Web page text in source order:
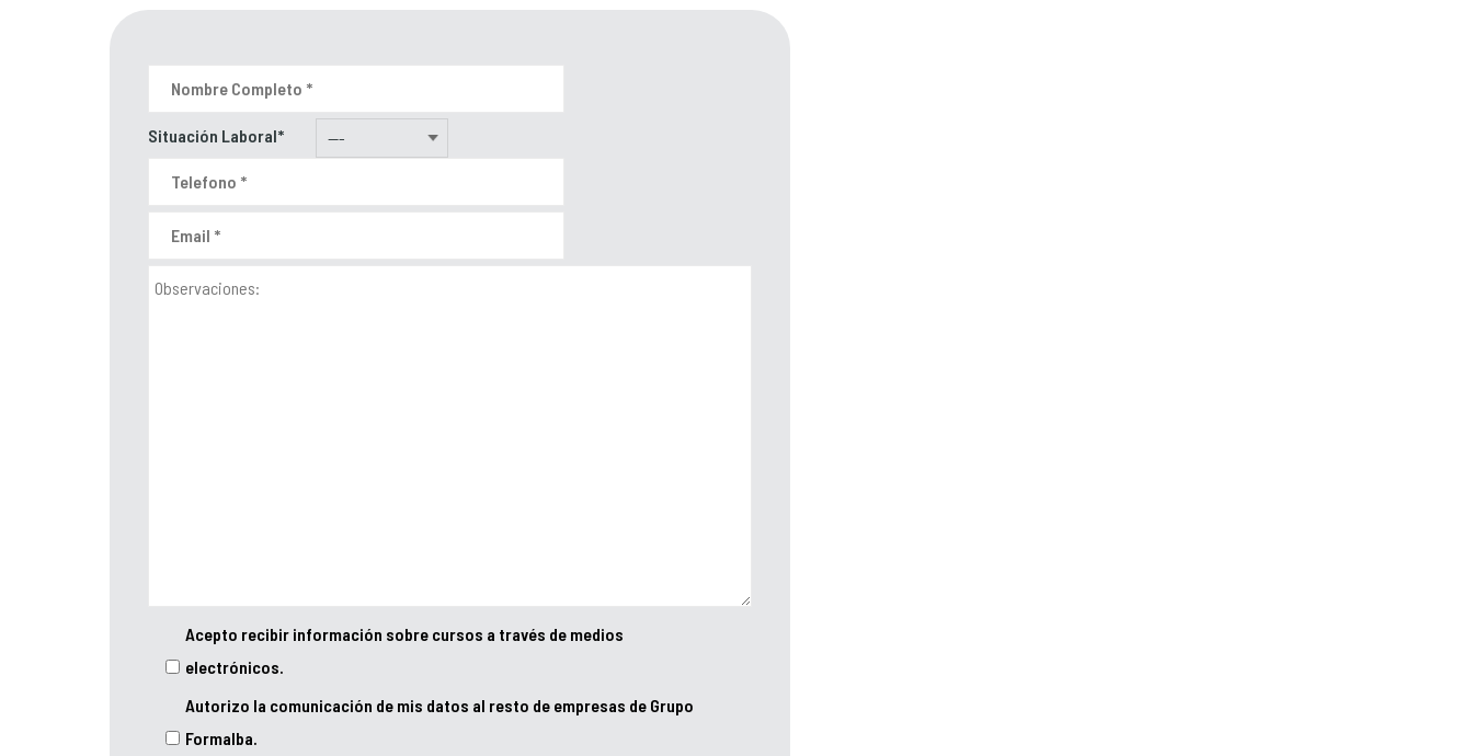
Situación Laboral*
Acepto recibir información sobre cursos a través de medios
electrónicos.
Autorizo la comunicación de mis datos al resto de empresas de Grupo
Formalba.